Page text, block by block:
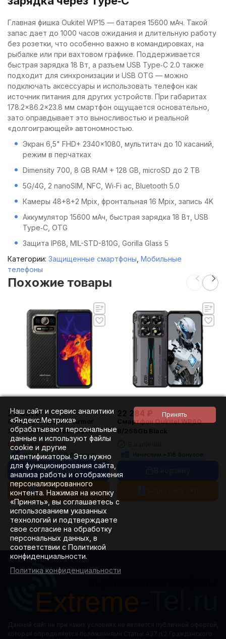
Главная фишка Oukitel WP15 — батарея 15600 мАч. Такой
запас дает до 1000 часов ожидания и длительную работу
без розетки, что особенно важно в командировках, на
рыбалке или при вахтовом графике. Поддерживается
быстрая зарядка 18 Вт, а разъем USB Type‑C 2.0 также
подходит для синхронизации и USB OTG — можно
подключать аксессуары и использовать телефон как
источник питания для других устройств. При габаритах
178.2×86.2×23.8 мм смартфон ощущается основательно,
зато оправдывает это выносливостью и реальной
«долгоиграющей» автономностью.
Экран 6,5" FHD+ 2340×1080, мультитач до 10 касаний,
режим в перчатках
Dimensity 700, 8 GB RAM + 128 GB, microSD до 2 TB
5G/4G, 2 nanoSIM, NFC, Wi‑Fi ac, Bluetooth 5.0
Камеры 48+8+2 Mpix, фронтальная 16 Mpix, запись 4K
Аккумулятор 15600 мАч, быстрая зарядка 18 Вт, USB
Type‑C, OTG
Защита IP68, MIL-STD-810G, Gorilla Glass 5
Категории: Защищенные смартфоны Мобильные
телефоны
Похожие товары
23 631 ₽
Смартфон Ulefone Armor
25T 8/256Gb Frost Black
Осталась 1 шт.
Начислим +338 бонусов
В корзину
Запрос счета / КП
22 284 ₽
Смартфон Oukitel WP60
8/256Gb Black
Начислим + 318 бонусов
Наш сайт и сервис аналитики
«Яндекс.Метрика»
обрабатывают персональные
данные и используют файлы
cookie и другие
идентификаторы. Это нужно
для функционирования сайта,
анализа работы и отображения
персонализированного
контента. Нажимая на кнопку
«Принять», вы соглашаетесь с
использованием указанных
технологий и подтверждаете
свое согласие на обработку
персональных данных, в
соответствии с Политикой
конфиденциальности.
Политика конфиденциальности